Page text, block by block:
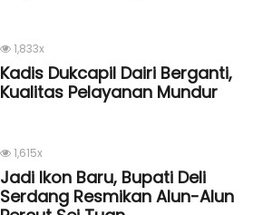
1,833x
Kadis Dukcapil Dairi Berganti,
Kualitas Pelayanan Mundur
1,615x
Jadi Ikon Baru, Bupati Deli
Serdang Resmikan Alun-Alun